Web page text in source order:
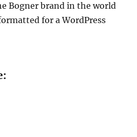
Bogner brand in the world
for a WordPress